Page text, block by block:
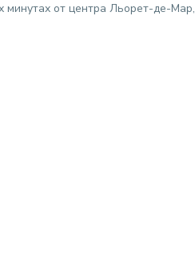
минутах от центра Льорет-де-Мар,